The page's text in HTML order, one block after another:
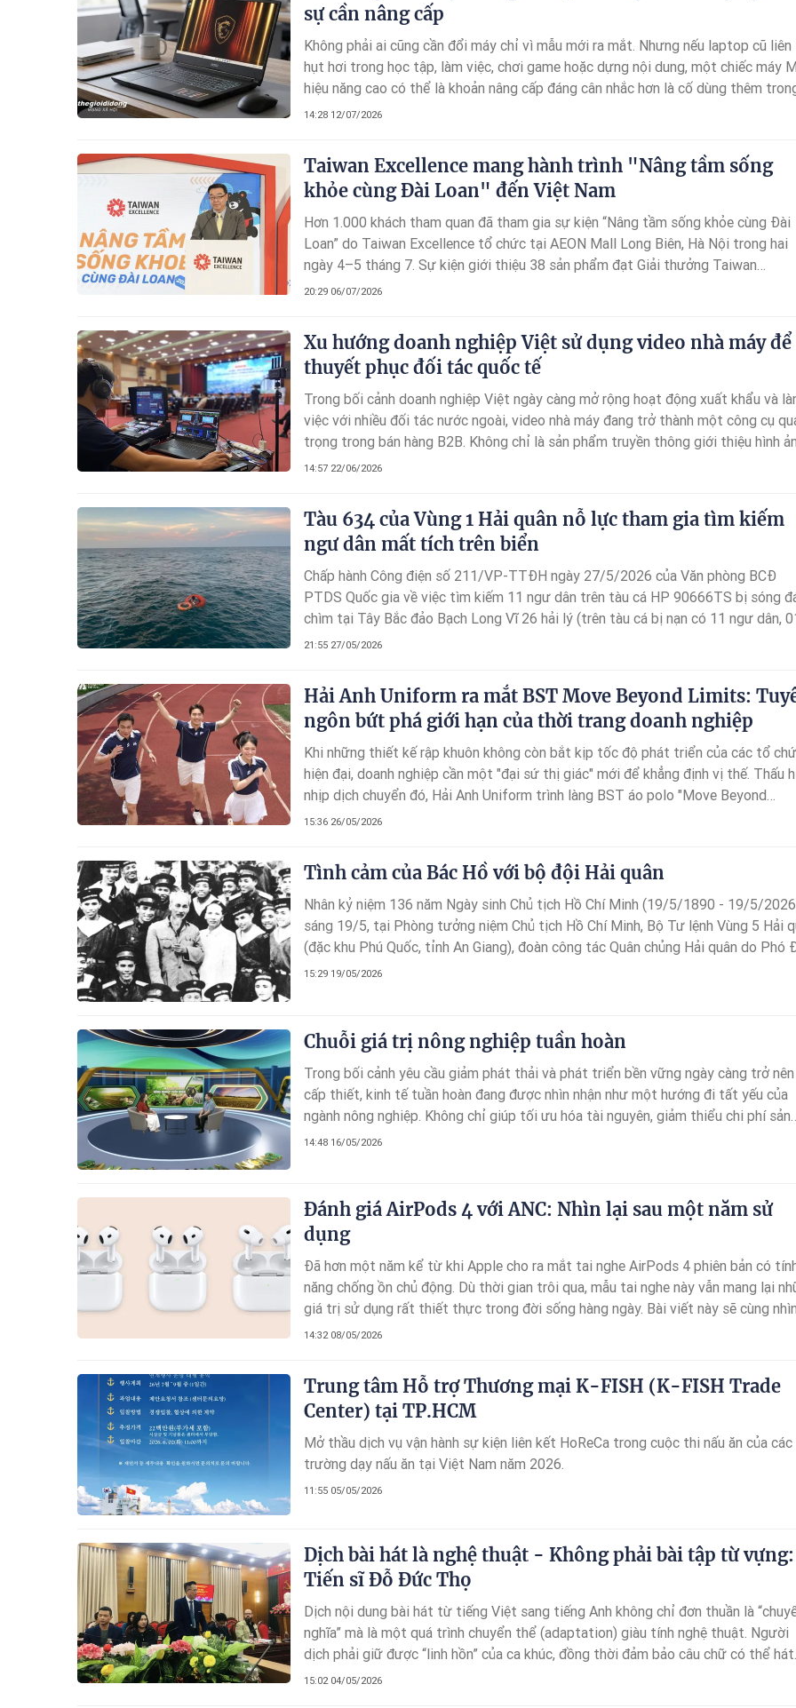
sự cần nâng cấp
Không phải ai cũng cần đổi máy chỉ vì mẫu mới ra mắt. Nhưng nếu laptop cũ
hụt hơi trong học tập, làm việc, chơi game hoặc dựng nội dung, một chiếc máy
hiệu năng cao có thể là khoản nâng cấp đáng cân nhắc hơn là cố dùng thêm
khó chịu.
14:28 12/07/2026
Taiwan Excellence mang hành trình "Nâng tầm sống
khỏe cùng Đài Loan" đến Việt Nam
Hơn 1.000 khách tham quan đã tham gia sự kiện “Nâng tầm sống khỏe cùng Đài
Loan” do Taiwan Excellence tổ chức tại AEON Mall Long Biên, Hà Nội trong hai
ngày 4–5 tháng 7. Sự kiện giới thiệu 38 sản phẩm đạt Giải thưởng Taiwan
Excellence đến từ 14 thương hiệu Đài Loan, mang đến những trải nghiệm trực
hơn mỗi ngày.
20:29 06/07/2026
Xu hướng doanh nghiệp Việt sử dụng video nhà máy để
thuyết phục đối tác quốc tế
Trong bối cảnh doanh nghiệp Việt ngày càng mở rộng hoạt động xuất khẩu và
việc với nhiều đối tác nước ngoài, video nhà máy đang trở thành một công cụ
trọng trong bán hàng B2B. Không chỉ là sản phẩm truyền thông giới thiệu hình
video nhà máy còn giúp doanh nghiệp chứng minh năng lực sản xuất, quy trình vận
sát.
14:57 22/06/2026
Tàu 634 của Vùng 1 Hải quân nỗ lực tham gia tìm kiếm
ngư dân mất tích trên biển
Chấp hành Công điện số 211/VP-TTĐH ngày 27/5/2026 của Văn phòng BCĐ
PTDS Quốc gia về việc tìm kiếm 11 ngư dân trên tàu cá HP 90666TS bị sóng
chìm tại Tây Bắc đảo Bạch Long Vĩ 26 hải lý (trên tàu cá bị nạn có 11 ngư dân,
tàu cá Ninh Bình đã cứu vớt được 03 ngư dân).
21:55 27/05/2026
Hải Anh Uniform ra mắt BST Move Beyond Limits:
ngôn bứt phá giới hạn của thời trang doanh nghiệp
Khi những thiết kế rập khuôn không còn bắt kịp tốc độ phát triển của các tổ
hiện đại, doanh nghiệp cần một "đại sứ thị giác" mới để khẳng định vị thế. Thấu
nhịp dịch chuyển đó, Hải Anh Uniform trình làng BST áo polo "Move Beyond
Limits". Không chỉ là đồng phục, đây là bản tuyên ngôn bằng hình ảnh, giúp tái
15:36 26/05/2026
Tình cảm của Bác Hồ với bộ đội Hải quân
Nhân kỷ niệm 136 năm Ngày sinh Chủ tịch Hồ Chí Minh (19/5/1890 - 19/5/
sáng 19/5, tại Phòng tưởng niệm Chủ tịch Hồ Chí Minh, Bộ Tư lệnh Vùng 5 Hải
(đặc khu Phú Quốc, tỉnh An Giang), đoàn công tác Quân chủng Hải quân do Phó
đốc Nguyễn An Phong, Bí thư Đảng ủy, Chính ủy Hải quân làm trưởng đoàn đã tổ
15:29 19/05/2026
Chuỗi giá trị nông nghiệp tuần hoàn
Trong bối cảnh yêu cầu giảm phát thải và phát triển bền vững ngày càng trở nên
cấp thiết, kinh tế tuần hoàn đang được nhìn nhận như một hướng đi tất yếu của
ngành nông nghiệp. Không chỉ giúp tối ưu hóa tài nguyên, giảm thiểu chi phí sản
xuất, mô hình này còn mở ra những giá trị mới — từ năng lượng, vật liệu cho đến
14:48 16/05/2026
Đánh giá AirPods 4 với ANC: Nhìn lại sau một năm sử
dụng
Đã hơn một năm kể từ khi Apple cho ra mắt tai nghe AirPods 4 phiên bản có
năng chống ồn chủ động. Dù thời gian trôi qua, mẫu tai nghe này vẫn mang lại
giá trị sử dụng rất thiết thực trong đời sống hàng ngày. Bài viết này sẽ cùng
những điểm sáng và những mặt còn hạn chế của AirPods 4, giúp bạn cân nhắc
14:32 08/05/2026
Trung tâm Hỗ trợ Thương mại K-FISH (K-FISH Trade
Center) tại TP.HCM
Mở thầu dịch vụ vận hành sự kiện liên kết HoReCa trong cuộc thi nấu ăn của các
trường dạy nấu ăn tại Việt Nam năm 2026.
11:55 05/05/2026
Dịch bài hát là nghệ thuật - Không phải bài tập từ vựng:
Tiến sĩ Đỗ Đức Thọ
Dịch nội dung bài hát từ tiếng Việt sang tiếng Anh không chỉ đơn thuần là
nghĩa” mà là một quá trình chuyển thể (adaptation) giàu tính nghệ thuật. Người
dịch phải giữ được “linh hồn” của ca khúc, đồng thời đảm bảo câu chữ có thể hát
được, khớp nhịp, đúng vần và phù hợp với cảm nhận của người nghe quốc tế. Đây
15:02 04/05/2026